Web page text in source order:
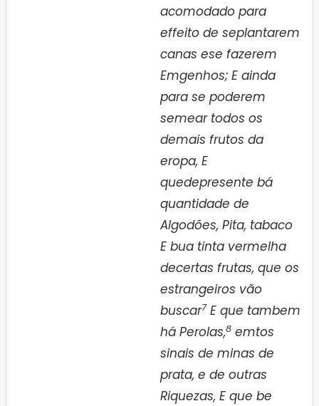
acomodado para
effeito de seplantarem
canas ese fazerem
Emgenhos; E ainda
para se poderem
semear todos os
demais frutos da
eropa, E
quedepresente bá
quantidade de
Algodões, Pita, tabaco
E bua tinta vermelha
decertas frutas, que os
estrangeiros vão
buscar7 E que tambem
há Perolas,8 emtos
sinais de minas de
prata, e de outras
Riquezas, E que be